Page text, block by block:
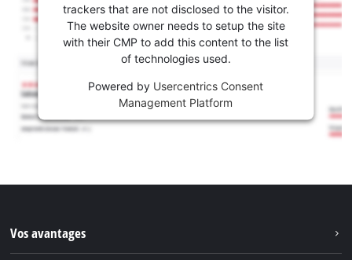
trackers that are not disclosed to the visitor.
The website owner needs to setup the site
with their CMP to add this content to the list
of technologies used.
Powered by Usercentrics Consent
Management Platform
Vos avantages